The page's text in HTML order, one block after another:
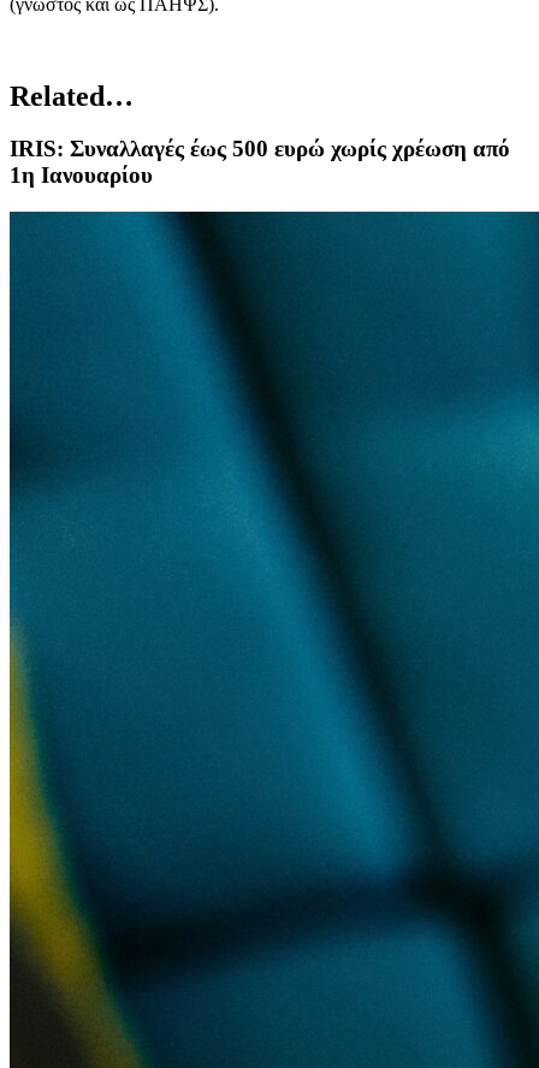
Related…
IRIS: Συναλλαγές έως 500 ευρώ χωρίς χρέωση από
1η Ιανουαρίου